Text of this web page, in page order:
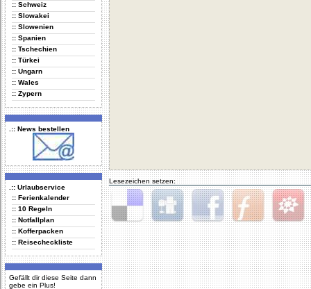
:: Schweiz
:: Slowakei
:: Slowenien
:: Spanien
:: Tschechien
:: Türkei
:: Ungarn
:: Wales
:: Zypern
.:: News bestellen
.:: Urlaubservice
:: Ferienkalender
:: 10 Regeln
:: Notfallplan
:: Kofferpacken
:: Reisecheckliste
Gefällt dir diese Seite dann
gebe ein Plus!
Lesezeichen setzen:
Delicious Digg Facebook Furl StudiVZ